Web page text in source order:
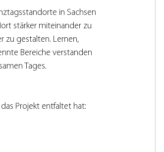
in Sachsen
stärker miteinander zu
zu gestalten. Lernen,
Bereiche verstanden
Tages.
Projekt entfaltet hat: